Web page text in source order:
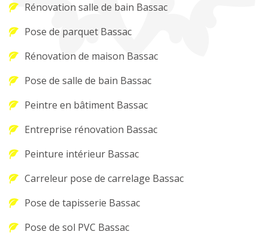
Rénovation salle de bain Bassac
Pose de parquet Bassac
Rénovation de maison Bassac
Pose de salle de bain Bassac
Peintre en bâtiment Bassac
Entreprise rénovation Bassac
Peinture intérieur Bassac
Carreleur pose de carrelage Bassac
Pose de tapisserie Bassac
Pose de sol PVC Bassac